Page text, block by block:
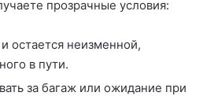
прозрачные условия:
остается неизменной,
в пути.
за багаж или ожидание при